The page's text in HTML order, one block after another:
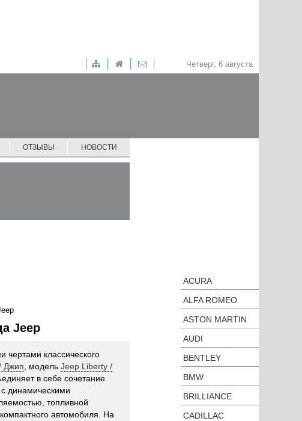
Четверг, 6 августа
ОТЗЫВЫ НОВОСТИ
Jeep
классического
Джип , модель Jeep Liberty /
в себе сочетание
динамическими
топливной
автомобиля. На
ACURA
ALFA ROMEO
ASTON MARTIN
AUDI
BENTLEY
BMW
BRILLIANCE
CADILLAC